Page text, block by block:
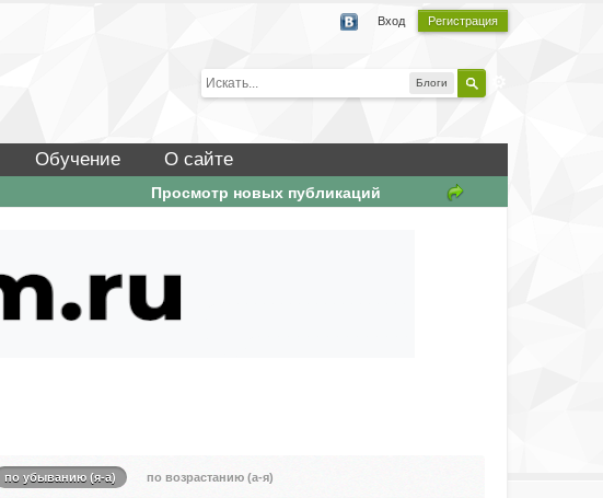
Вход Регистрация
Блоги
Обучение О сайте
Просмотр новых публикаций
по убыванию (я-а) по возрастанию (а-я)